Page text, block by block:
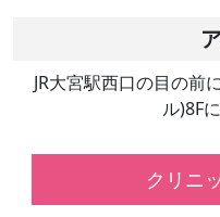
JR大宮駅西口の目の前
ル)8F
クリニ